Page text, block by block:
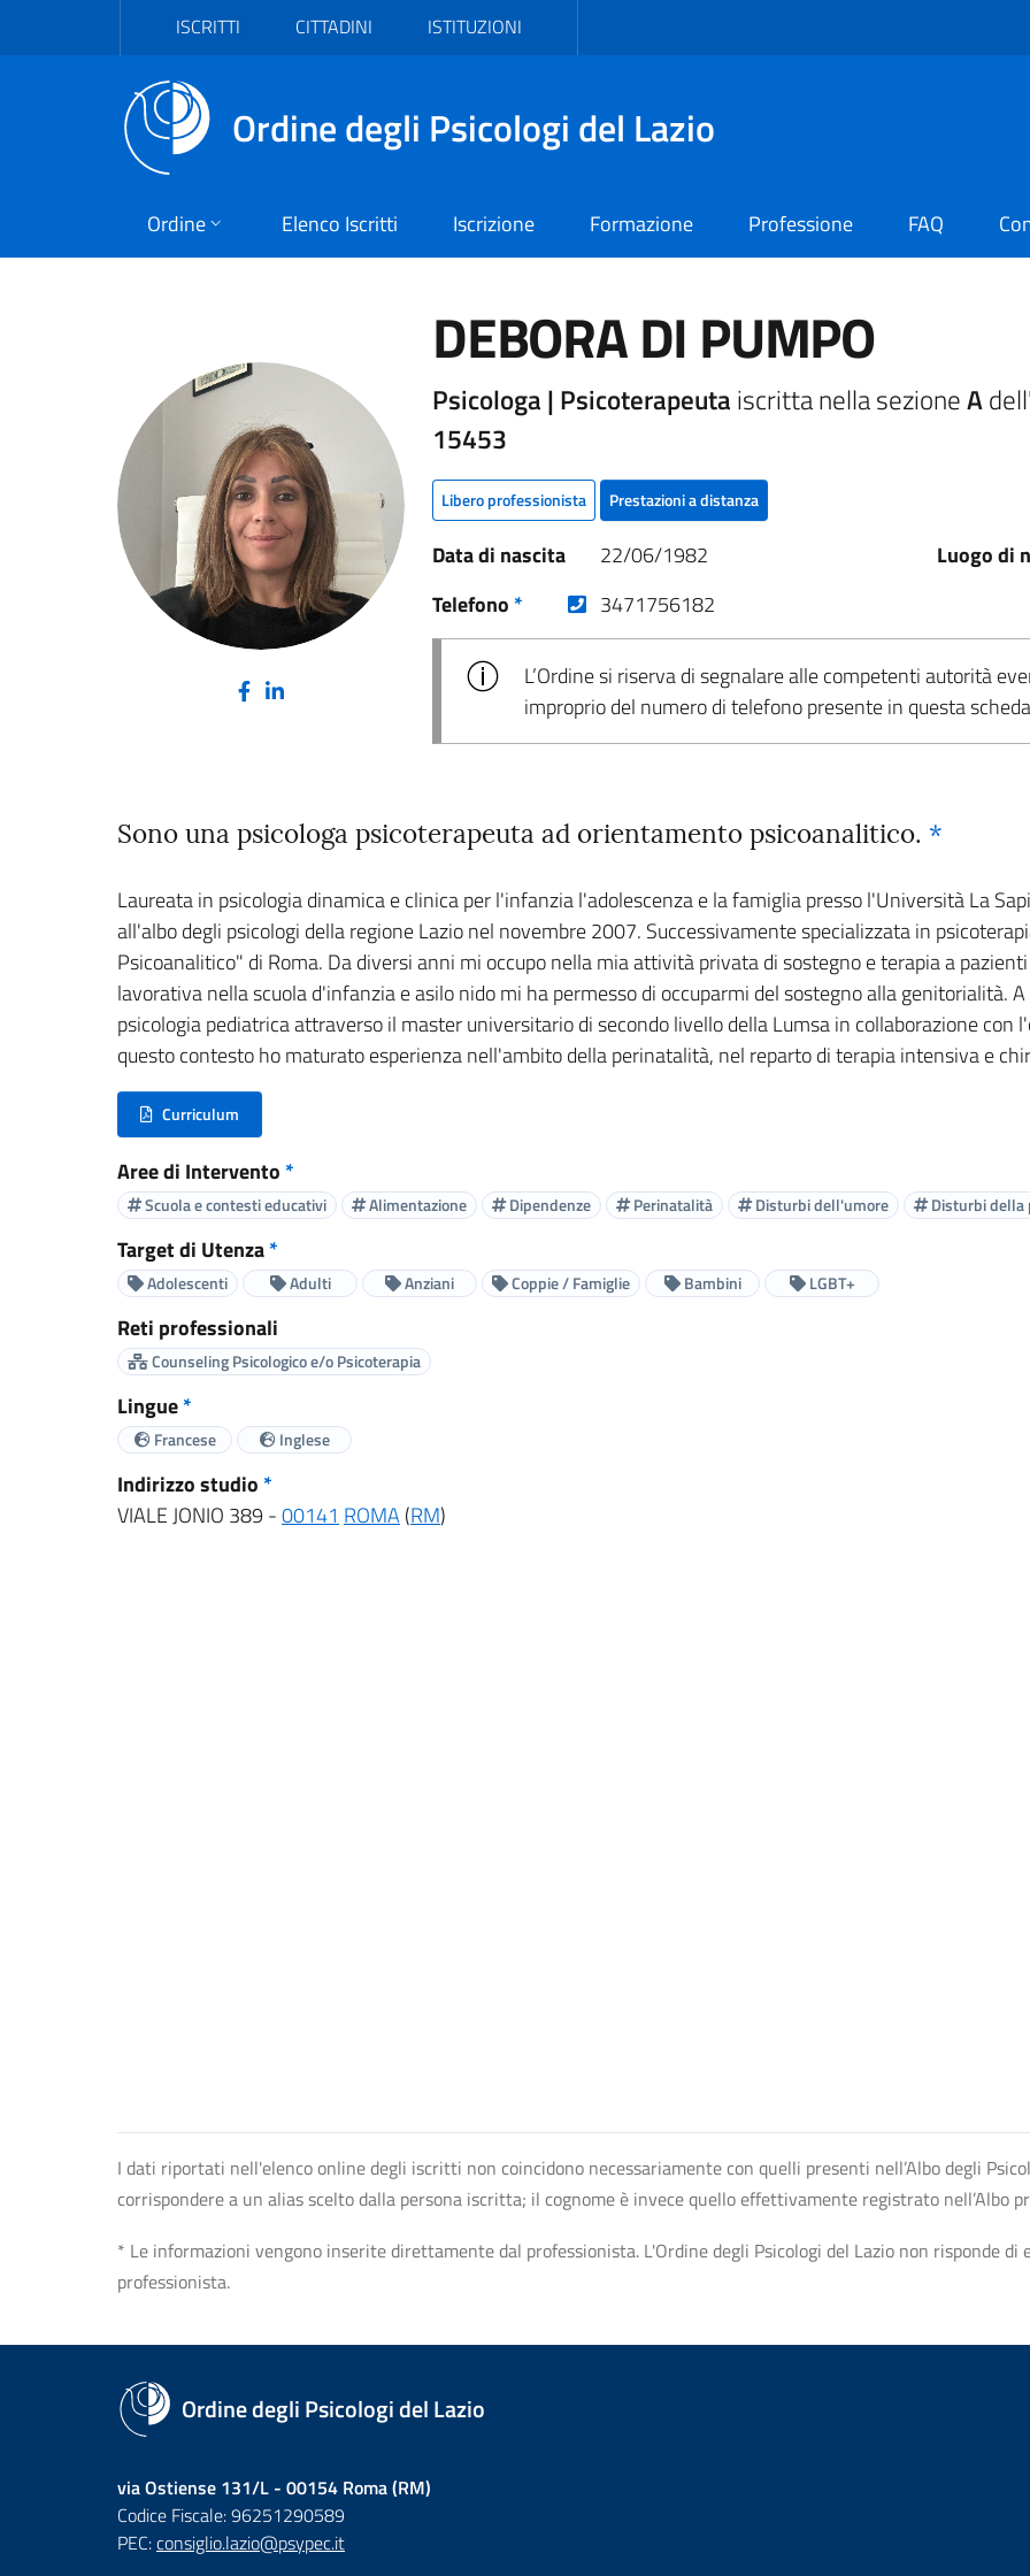
Vai al contenuto principale
ISCRITTI CITTADINI ISTITUZIONI
Ordine degli Psicologi del Lazio
Ordine Elenco Iscritti Iscrizione Formazione Professione FAQ
(nuova scheda - new tab)
(nuova scheda - new tab)
DEBORA DI PUMPO
Psicologa | Psicoterapeuta iscritta nella sezioneA
15453
Libero professionista Prestazioni a distanza
Data di nascita 22/06/1982 Luogo di
Telefono * (nuova scheda - new tab)
3471756182
L’Ordine si riserva di segnalare alle competenti autorità
improprio del numero di telefono presente in questa
Sono una psicologa psicoterapeuta ad orientamento psicoanalitico. *
Laureata in psicologia dinamica e clinica per l'infanzia l'adolescenza e la famiglia presso l'Università La
all'albo degli psicologi della regione Lazio nel novembre 2007. Successivamente specializzata in
Psicoanalitico" di Roma. Da diversi anni mi occupo nella mia attività privata di sostegno e terapia a
lavorativa nella scuola d'infanzia e asilo nido mi ha permesso di occuparmi del sostegno alla genitorialità.
psicologia pediatrica attraverso il master universitario di secondo livello della Lumsa in collaborazione con
questo contesto ho maturato esperienza nell'ambito della perinatalità, nel reparto di terapia intensiva e
Curriculum
(nuova scheda - new tab)
Aree di Intervento *
Scuola e contesti educativi Alimentazione Dipendenze Perinatalità Disturbi dell'umore Disturbi della
Target di Utenza*
Adolescenti Adulti Anziani Coppie / Famiglie Bambini LGBT+
Reti professionali
Counseling Psicologico e/o Psicoterapia
Lingue*
Francese Inglese
Indirizzo studio *
VIALE JONIO 389 -00141 ROMA(RM)
I dati riportati nell'elenco online degli iscritti non coincidono necessariamente con quelli presenti nell’Albo degli
corrispondere a un alias scelto dalla persona iscritta; il cognome è invece quello effettivamente registrato nell’Albo
* Le informazioni vengono inserite direttamente dal professionista. L'Ordine degli Psicologi del Lazio non risponde
professionista.
Ordine degli Psicologi del Lazio
via Ostiense 131/L - 00154 Roma (RM)
Codice Fiscale: 96251290589
PEC:consiglio.lazio@psypec.it